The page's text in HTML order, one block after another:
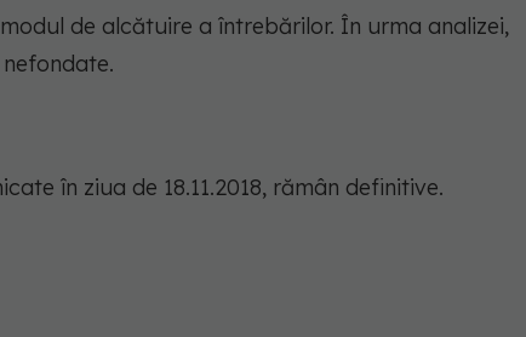
de alcătuire a întrebărilor. În urma analizei,
în ziua de 18.11.2018, rămân definitive.